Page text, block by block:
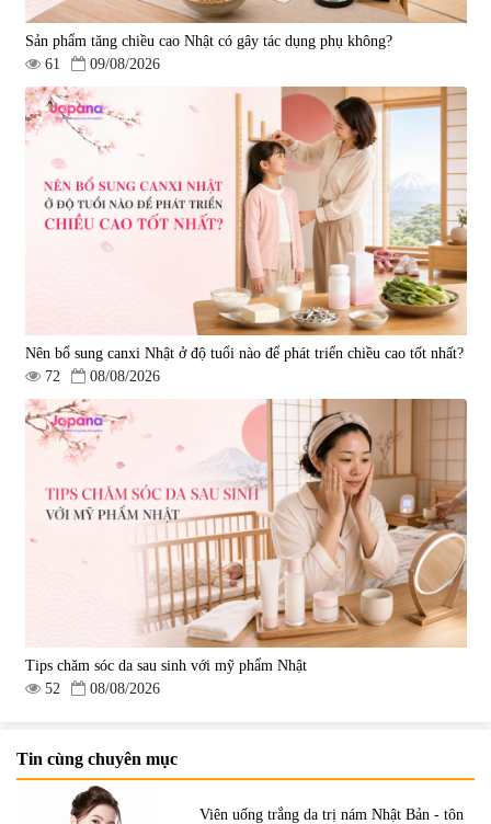
Sản phẩm tăng chiều cao Nhật có gây tác dụng phụ không?
61
09/08/2026
Nên bổ sung canxi Nhật ở độ tuổi nào để phát triển chiều cao tốt nhất?
72
08/08/2026
Tips chăm sóc da sau sinh với mỹ phẩm Nhật
52
08/08/2026
Tin cùng chuyên mục
Viên uống trắng da trị nám Nhật Bản - tôn